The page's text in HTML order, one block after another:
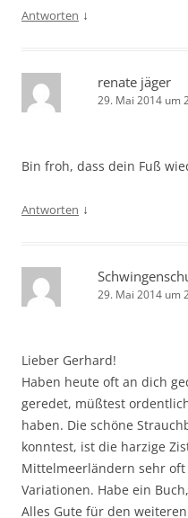
Antworten ↓
renate jäger
29. Mai 2014 um
Bin froh, dass dein Fuß
Antworten ↓
29. Mai 2014 um
Lieber Gerhard!
Haben heute oft an dich
geredet, müßtest
haben. Die schöne
konntest, ist die harzige
Mittelmeerländern sehr
Variationen. Habe ein
Alles Gute für den